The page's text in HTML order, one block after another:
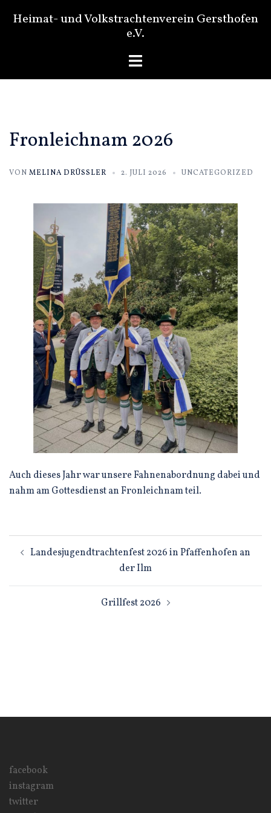
InhaltHeimat- und Volkstrachtenverein Gersthofen
e.V.
Menü
Fronleichnam 2026
VON MELINA DRÜSSLER 2. JULI 2026 UNCATEGORIZED
Auch dieses Jahr war unsere Fahnenabordnung dabei und
nahm am Gottesdienst an Fronleichnam teil.
Beitragsnavigation
Landesjugendtrachtenfest 2026 in Pfaffenhofen an
der Ilm
Grillfest 2026
facebook
instagram
twitter